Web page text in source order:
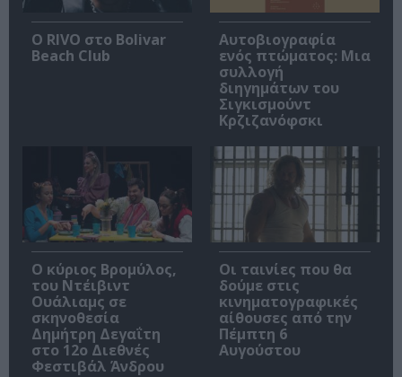
Ο RIVO στο Bolivar
Beach Club
Αυτοβιογραφία
ενός πτώματος: Μια
συλλογή
διηγημάτων του
Σιγκισμούντ
Κρζιζανόφσκι
O κύριος Βρομύλος,
του Ντέιβιντ
Ουάλιαμς σε
σκηνοθεσία
Δημήτρη Δεγαΐτη
στο 12ο Διεθνές
Φεστιβάλ Άνδρου
Οι ταινίες που θα
δούμε στις
κινηματογραφικές
αίθουσες από την
Πέμπτη 6
Αυγούστου